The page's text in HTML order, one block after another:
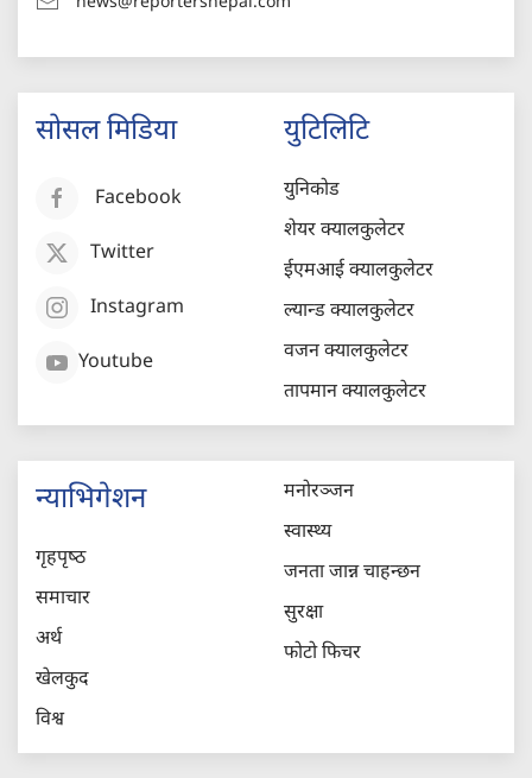
सोसल मिडिया
Facebook
Twitter
Instagram
Youtube
युटिलिटि
युनिकोड
शेयर क्यालकुलेटर
ईएमआई क्यालकुलेटर
ल्यान्ड क्यालकुलेटर
वजन क्यालकुलेटर
तापमान क्यालकुलेटर
न्याभिगेशन
गृहपृष्‍ठ
समाचार
अर्थ
खेलकुद
विश्व
मनोरञ्जन
स्वास्थ्य
जनता जान्न चाहन्छन
सुरक्षा
फोटो फिचर